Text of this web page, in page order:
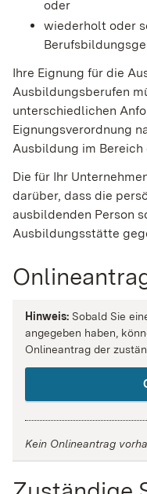
oder
wiederholt oder
Ihre Eignung für die
Ausbildungsberufen
unterschiedlichen
Eignungsverordnung
Ausbildung im Bereich
Die für Ihr
darüber, dass die
ausbildenden Person
Ausbildungsstätte
Hinweis: Sobald Sie
angegeben haben,
Onlineantrag der
Kein Onlineantrag